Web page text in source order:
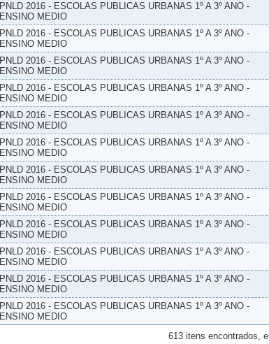
PNLD 2016 - ESCOLAS PUBLICAS URBANAS 1º A 3º ANO -
ENSINO MEDIO
PNLD 2016 - ESCOLAS PUBLICAS URBANAS 1º A 3º ANO -
ENSINO MEDIO
PNLD 2016 - ESCOLAS PUBLICAS URBANAS 1º A 3º ANO -
ENSINO MEDIO
PNLD 2016 - ESCOLAS PUBLICAS URBANAS 1º A 3º ANO -
ENSINO MEDIO
PNLD 2016 - ESCOLAS PUBLICAS URBANAS 1º A 3º ANO -
ENSINO MEDIO
PNLD 2016 - ESCOLAS PUBLICAS URBANAS 1º A 3º ANO -
ENSINO MEDIO
PNLD 2016 - ESCOLAS PUBLICAS URBANAS 1º A 3º ANO -
ENSINO MEDIO
PNLD 2016 - ESCOLAS PUBLICAS URBANAS 1º A 3º ANO -
ENSINO MEDIO
PNLD 2016 - ESCOLAS PUBLICAS URBANAS 1º A 3º ANO -
ENSINO MEDIO
PNLD 2016 - ESCOLAS PUBLICAS URBANAS 1º A 3º ANO -
ENSINO MEDIO
PNLD 2016 - ESCOLAS PUBLICAS URBANAS 1º A 3º ANO -
ENSINO MEDIO
PNLD 2016 - ESCOLAS PUBLICAS URBANAS 1º A 3º ANO -
ENSINO MEDIO
613 itens encontrados,